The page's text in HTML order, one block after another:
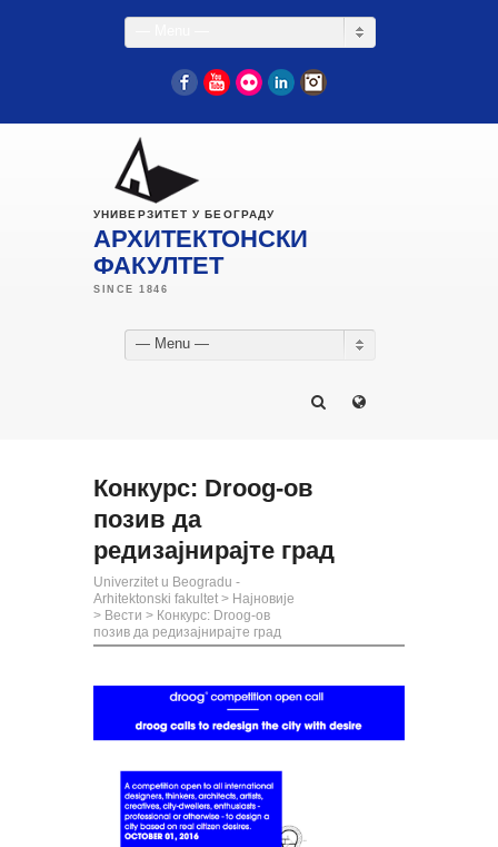
FacebookYouTube
Flickr LinkedIn
УНИВЕРЗИТЕТ У БЕОГРАДУ
АРХИТЕКТОНСКИ
ФАКУЛТЕТ
— Menu —
Конкурс: Droog-ов
позив да
редизајнирајте град
Univerzitet u Beogradu -
Arhitektonski fakultet > Најновије
> Вести > Конкурс: Droog-ов
позив да редизајнирајте град